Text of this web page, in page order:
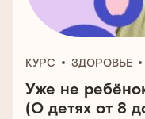
КУРС ЗДОРОВЬЕ
Уже не
(О детях от 8